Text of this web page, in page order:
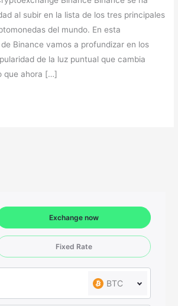
al subir en la lista de los tres principales
del mundo. En esta
Binance vamos a profundizar en los
de la luz puntual que cambia
que ahora […]
Exchange now
Fixed Rate
BTC